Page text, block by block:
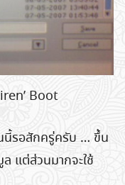
Boot
นี้รอสักครู่ครับ … ขึ้น
แต่ส่วนมากจะใช้